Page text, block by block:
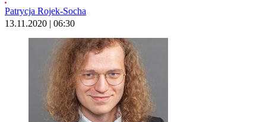
Patrycja Rojek-Socha
13.11.2020 | 06:30